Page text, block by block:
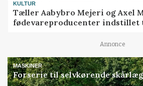
KULTUR
Tæller Aabybro Mejeri og Axel
fødevareproducenter indstillet
Annonce
MASKINER
Forserie til selvkørende